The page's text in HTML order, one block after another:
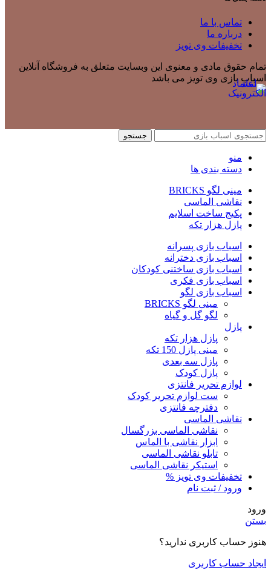
تماس با ما
درباره ما
تخفیفات وی تویز
تمام حقوق مادی و معنوی این وبسایت متعلق به فروشگاه آنلاین
اسباب بازی وی تویز می باشد
جستجو
منو
دسته بندی ها
مینی لگو BRICKS
نقاشی الماسی
پکیج ساخت اسلایم
پازل هزار تکه
اسباب بازی پسرانه
اسباب بازی دخترانه
اسباب بازی ساختنی کودکان
اسباب بازی فکری
اسباب بازی لگو
مینی لگو BRICKS
لگو گل و گیاه
پازل
پازل هزار تکه
مینی پازل 150 تکه
پازل سه بعدی
پازل کودک
لوازم تحریر فانتزی
ست لوازم تحریر کودک
دفترچه فانتزی
نقاشی الماسی
نقاشی الماسی بزرگسال
ابزار نقاشی با الماس
تابلو نقاشی الماسی
استیکر نقاشی الماسی
تخفیفات وی تویز %
ورود / ثبت نام
ورود
بستن
هنوز حساب کاربری ندارید؟
ایجاد حساب کاربری